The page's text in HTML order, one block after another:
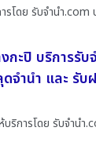
รโดย รับจํานํา.com
กะปิ บริการรับ
จำนำ และ รั
ริการโดย รับจํานํา